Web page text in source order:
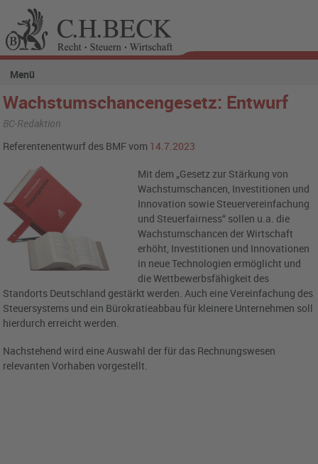
Menü
Wachstumschancengesetz: Entwurf
BC-Redaktion
Referentenentwurf des BMF vom 14.7.2023
Mit dem „Gesetz zur Stärkung von
Wachstumschancen, Investitionen und
Innovation sowie Steuervereinfachung
und Steuerfairness“ sollen u.a. die
Wachstumschancen der Wirtschaft
erhöht, Investitionen und Innovationen
in neue Technologien ermöglicht und
die Wettbewerbsfähigkeit des
Standorts Deutschland gestärkt werden. Auch eine Vereinfachung des
Steuersystems und ein Bürokratieabbau für kleinere Unternehmen soll
hierdurch erreicht werden.
Nachstehend wird eine Auswahl der für das Rechnungswesen
relevanten Vorhaben vorgestellt.